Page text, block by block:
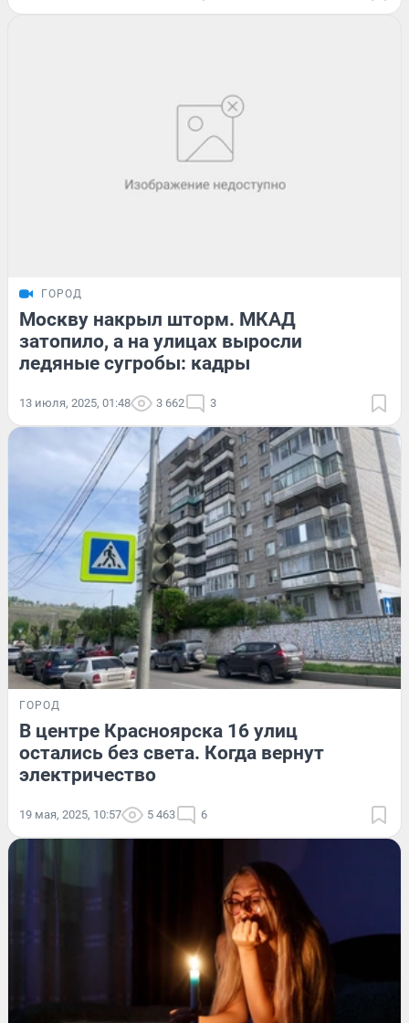
ГОРОД
Москву накрыл шторм. МКАД
затопило, а на улицах выросли
ледяные сугробы: кадры
13 июля, 2025, 01:48 3 662 3
ГОРОД
В центре Красноярска 16 улиц
остались без света. Когда вернут
электричество
19 мая, 2025, 10:57 5 463 6